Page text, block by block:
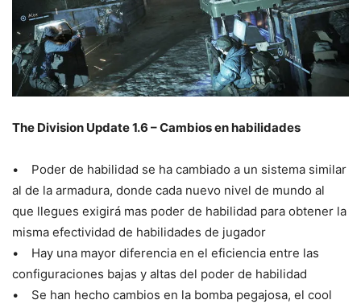
The Division Update 1.6 – Cambios en habilidades
• Poder de habilidad se ha cambiado a un sistema similar
al de la armadura, donde cada nuevo nivel de mundo al
que llegues exigirá mas poder de habilidad para obtener la
misma efectividad de habilidades de jugador
• Hay una mayor diferencia en el eficiencia entre las
configuraciones bajas y altas del poder de habilidad
• Se han hecho cambios en la bomba pegajosa, el cool